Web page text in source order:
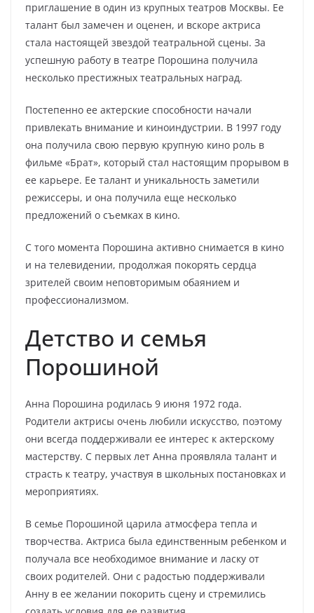
приглашение в один из крупных театров Москвы. Ее
талант был замечен и оценен, и вскоре актриса
стала настоящей звездой театральной сцены. За
успешную работу в театре Порошина получила
несколько престижных театральных наград.
Постепенно ее актерские способности начали
привлекать внимание и киноиндустрии. В 1997 году
она получила свою первую крупную кино роль в
фильме «Брат», который стал настоящим прорывом в
ее карьере. Ее талант и уникальность заметили
режиссеры, и она получила еще несколько
предложений о съемках в кино.
С того момента Порошина активно снимается в кино
и на телевидении, продолжая покорять сердца
зрителей своим неповторимым обаянием и
профессионализмом.
Детство и семья
Порошиной
Анна Порошина родилась 9 июня 1972 года.
Родители актрисы очень любили искусство, поэтому
они всегда поддерживали ее интерес к актерскому
мастерству. С первых лет Анна проявляла талант и
страсть к театру, участвуя в школьных постановках и
мероприятиях.
В семье Порошиной царила атмосфера тепла и
творчества. Актриса была единственным ребенком и
получала все необходимое внимание и ласку от
своих родителей. Они с радостью поддерживали
Анну в ее желании покорить сцену и стремились